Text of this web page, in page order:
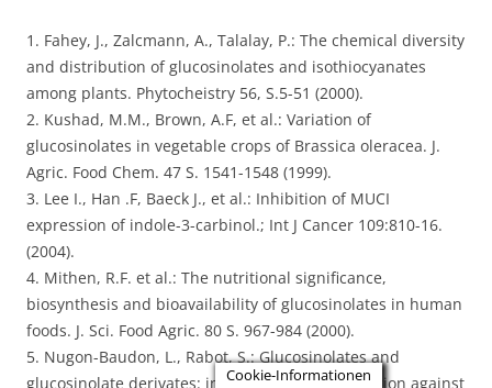
1. Fahey, J., Zalcmann, A., Talalay, P.: The chemical diversity
and distribution of glucosinolates and isothiocyanates
among plants. Phytocheistry 56, S.5-51 (2000).
2. Kushad, M.M., Brown, A.F, et al.: Variation of
glucosinolates in vegetable crops of Brassica oleracea. J.
Agric. Food Chem. 47 S. 1541-1548 (1999).
3. Lee I., Han .F, Baeck J., et al.: Inhibition of MUCI
expression of indole-3-carbinol.; Int J Cancer 109:810-16.
(2004).
4. Mithen, R.F. et al.: The nutritional significance,
biosynthesis and bioavailability of glucosinolates in human
foods. J. Sci. Food Agric. 80 S. 967-984 (2000).
5. Nugon-Baudon, L., Rabot, S.: Glucosinolates and
glucosinolate derivates: implications for protec-tion against
Cookie-Informationen